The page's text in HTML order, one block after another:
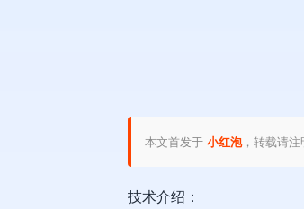
本文首发于 小红泡，转载请注
技术介绍：